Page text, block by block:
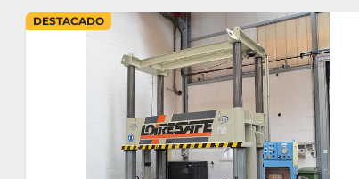
DESTACADO